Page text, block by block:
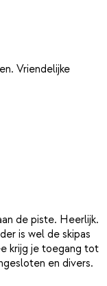
Vriendelijke
de piste. Heerlijk.
is wel de skipas
krijg je toegang tot
en divers.